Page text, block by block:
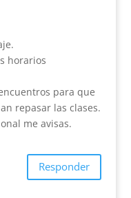
horarios
para que
repasar las clases.
me avisas.
Responder